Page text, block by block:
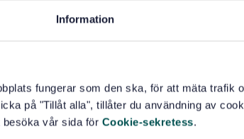
Information
fungerar som den ska, för att mäta trafik
på "Tillåt alla", tillåter du användning av
besöka vår sida för Cookie-sekretess.